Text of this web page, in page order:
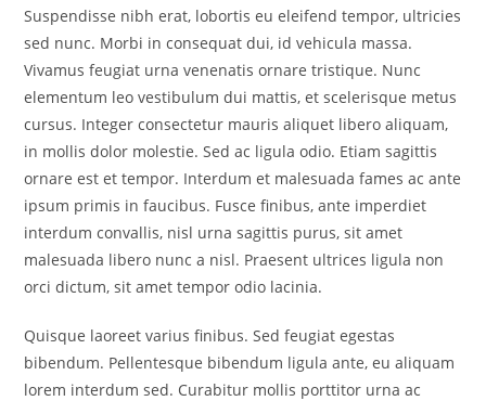
Suspendisse nibh erat, lobortis eu eleifend tempor, ultricies
sed nunc. Morbi in consequat dui, id vehicula massa.
Vivamus feugiat urna venenatis ornare tristique. Nunc
elementum leo vestibulum dui mattis, et scelerisque metus
cursus. Integer consectetur mauris aliquet libero aliquam,
in mollis dolor molestie. Sed ac ligula odio. Etiam sagittis
ornare est et tempor. Interdum et malesuada fames ac ante
ipsum primis in faucibus. Fusce finibus, ante imperdiet
interdum convallis, nisl urna sagittis purus, sit amet
malesuada libero nunc a nisl. Praesent ultrices ligula non
orci dictum, sit amet tempor odio lacinia.
Quisque laoreet varius finibus. Sed feugiat egestas
bibendum. Pellentesque bibendum ligula ante, eu aliquam
lorem interdum sed. Curabitur mollis porttitor urna ac